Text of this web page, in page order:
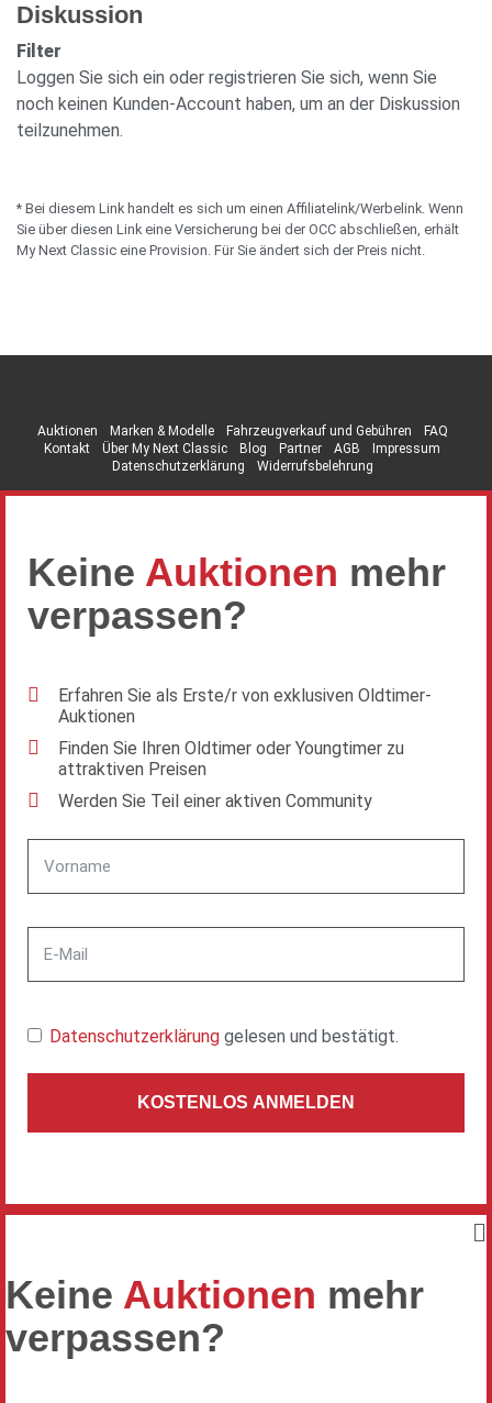
Diskussion
Filter
Loggen Sie sich ein oder registrieren Sie sich, wenn Sie
noch keinen Kunden-Account haben, um an der Diskussion
teilzunehmen.
* Bei diesem Link handelt es sich um einen Affiliatelink/Werbelink. Wenn
Sie über diesen Link eine Versicherung bei der OCC abschließen, erhält
My Next Classic eine Provision. Für Sie ändert sich der Preis nicht.
Auktionen Marken & Modelle Fahrzeugverkauf und Gebühren
FAQ
Kontakt
Über My Next Classic Blog Partner AGB
Impressum
Datenschutzerklärung
Widerrufsbelehrung
Keine Auktionen mehr
verpassen?
Erfahren Sie als Erste/r von exklusiven Oldtimer-
Auktionen
Finden Sie Ihren Oldtimer oder Youngtimer zu
attraktiven Preisen
Werden Sie Teil einer aktiven Community
Datenschutzerklärung gelesen und bestätigt.
KOSTENLOS ANMELDEN
Keine Auktionen mehr
verpassen?